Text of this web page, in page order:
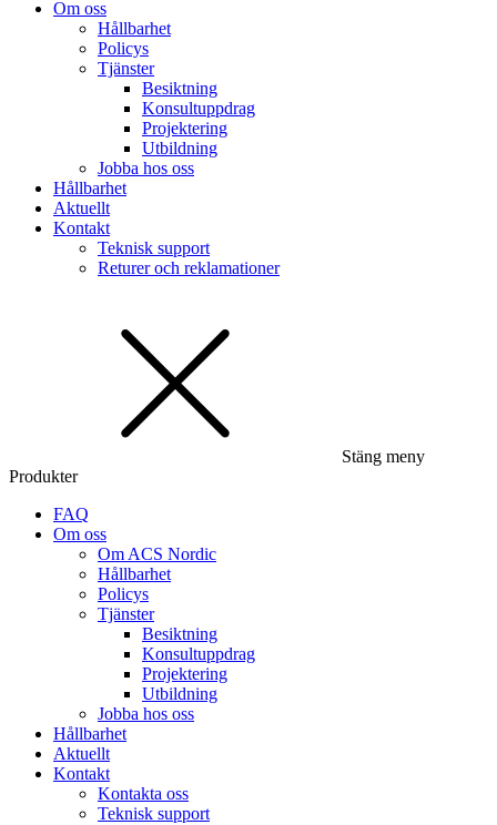
Om oss
Hållbarhet
Policys
Tjänster
Besiktning
Konsultuppdrag
Projektering
Utbildning
Jobba hos oss
Hållbarhet
Aktuellt
Kontakt
Teknisk support
Returer och reklamationer
Stäng meny
Produkter
FAQ
Om oss
Om ACS Nordic
Hållbarhet
Policys
Tjänster
Besiktning
Konsultuppdrag
Projektering
Utbildning
Jobba hos oss
Hållbarhet
Aktuellt
Kontakt
Kontakta oss
Teknisk support